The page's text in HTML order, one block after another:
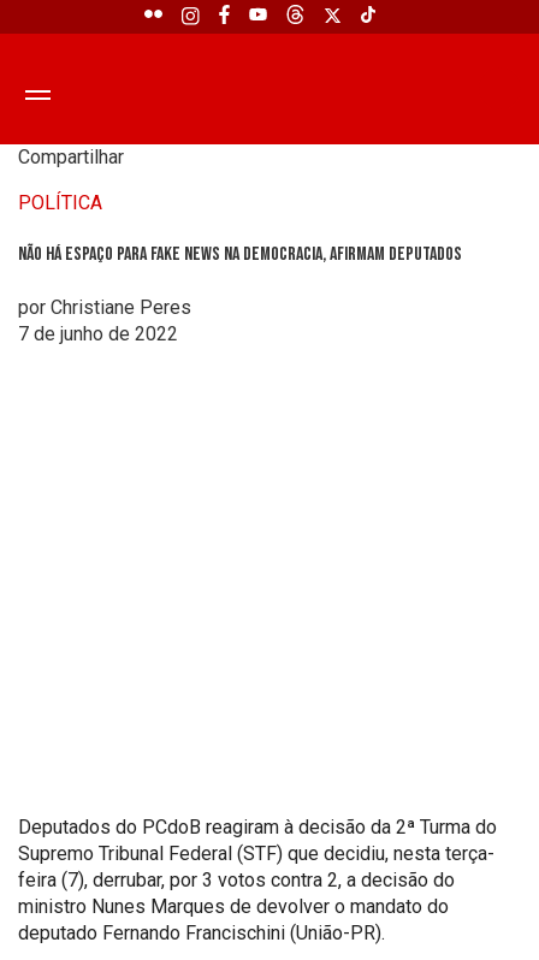
Compartilhar
POLÍTICA
Não há espaço para fake news na democracia, afirmam deputados
por Christiane Peres
7 de junho de 2022
Deputados do PCdoB reagiram à decisão da 2ª Turma do
Supremo Tribunal Federal (STF) que decidiu, nesta terça-
feira (7), derrubar, por 3 votos contra 2, a decisão do
ministro Nunes Marques de devolver o mandato do
deputado Fernando Francischini (União-PR).